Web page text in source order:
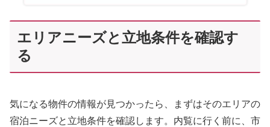
エリアニーズと立地条件を確認す
る
気になる物件の情報が見つかったら、まずはそのエリアの
宿泊ニーズと立地条件を確認します。内覧に行く前に、市